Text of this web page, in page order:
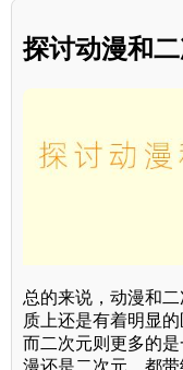
探讨动漫和
总的来说，动漫和
质上还是有着明显
而二次元则更多的